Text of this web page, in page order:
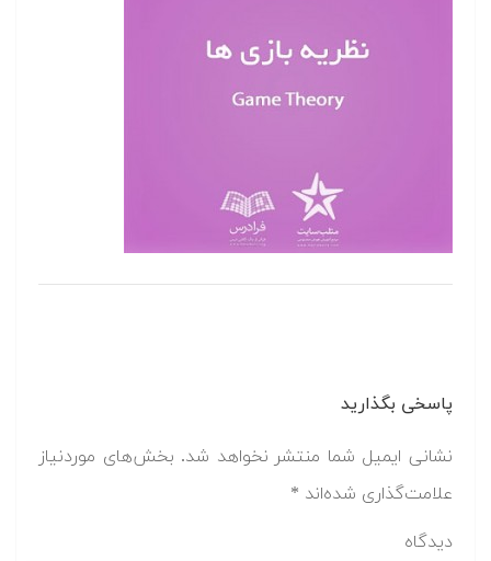
پاسخی بگذارید
نشانی ایمیل شما منتشر نخواهد شد. بخش‌های موردنیاز
علامت‌گذاری شده‌اند *
دیدگاه